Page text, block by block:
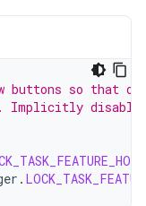
buttons so that
Implicitly
.